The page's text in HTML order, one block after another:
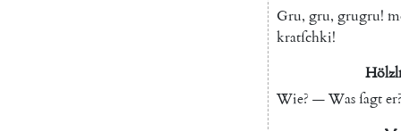
Gru, gru, grugru!
kratſchki!
Wie? —Wasſagter